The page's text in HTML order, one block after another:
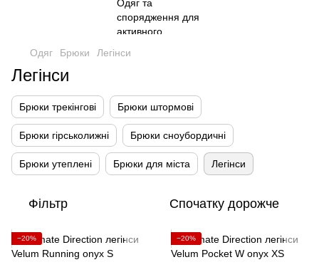
Одяг Брюки Легінси
Легінси
Брюки трекінгові Брюки штормові
Брюки гірськолижні Брюки сноубордичні
Брюки утеплені Брюки для міста Легінси
Фільтр Спочатку дорожче
−20% −20%